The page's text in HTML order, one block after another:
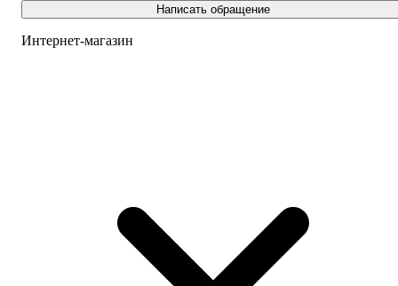
Написать обращение
Интернет-магазин